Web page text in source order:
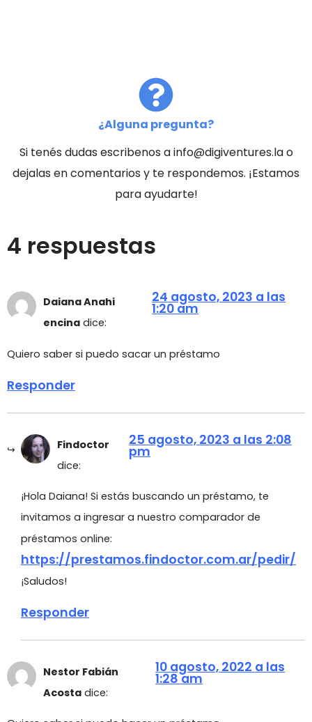
¿Alguna pregunta?
Si tenés dudas escribenos a info@digiventures.la o
dejalas en comentarios y te respondemos. ¡Estamos
para ayudarte!
4 respuestas
Daiana Anahi
encina dice:
24 agosto, 2023 a las
1:20 am
Quiero saber si puedo sacar un préstamo
Responder
Findoctor
dice:
25 agosto, 2023 a las 2:08
pm
¡Hola Daiana! Si estás buscando un préstamo, te
invitamos a ingresar a nuestro comparador de
préstamos online:
https://prestamos.findoctor.com.ar/pedir/
¡Saludos!
Responder
Nestor Fabián
Acosta dice:
10 agosto, 2022 a las
1:28 am